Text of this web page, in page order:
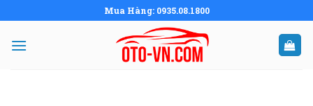
to
content
Mua Hàng: 0935.08.1800